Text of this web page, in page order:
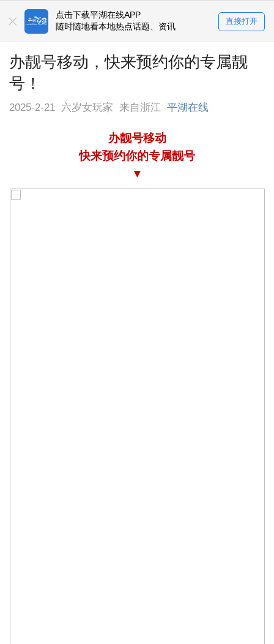
点击下载平湖在线APP
随时随地看本地热点话题、资讯
直接打开
办靓号移动，快来预约你的专属靓
号！
2025-2-21 六岁女玩家 来自浙江 平湖在线
办靓号移动
快来预约你的专属靓号
▼